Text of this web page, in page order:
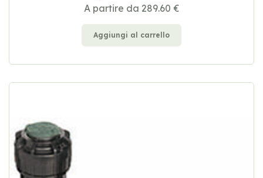
A partire da 289.60 €
Aggiungi al carrello